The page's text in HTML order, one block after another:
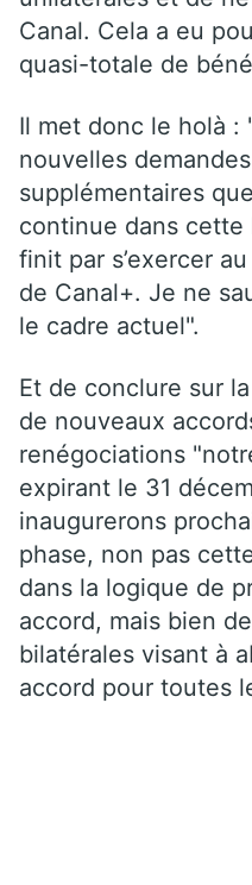
Canal. Cela a eu
quasi-totale de
Il met donc le holà :
nouvelles
supplémentaires
continue dans
finit par s’exercer
de Canal+. Je ne
le cadre actuel".
Et de conclure sur
de nouveaux
renégociations
expirant le 31
inaugurerons
phase, non pas
dans la logique de
accord, mais bien
bilatérales visant à
accord pour toutes